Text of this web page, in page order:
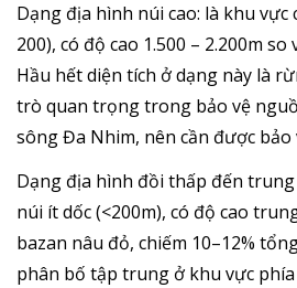
Dạng địa hình núi cao: là khu vực
200), có độ cao 1.500 – 2.200m
Hầu hết diện tích ở dạng này là
trò quan trọng trong bảo vệ
sông Đa Nhim, nên cần được
Dạng địa hình đồi thấp đến
núi ít dốc (<200m), có độ cao
bazan nâu đỏ, chiếm 10–12%
phân bố tập trung ở khu vực phía